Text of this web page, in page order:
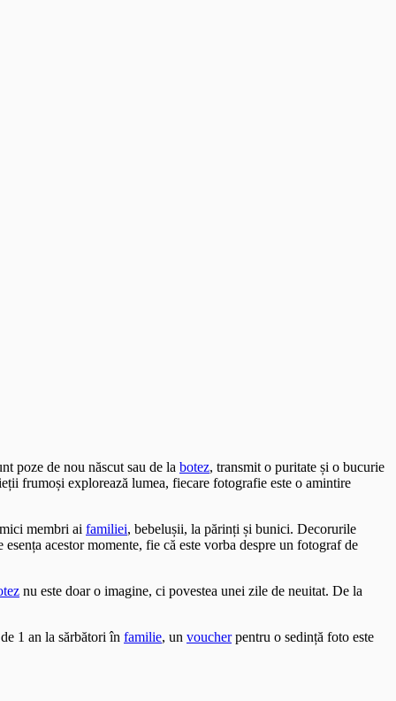
poze de nou născut sau de la botez, transmit o puritate și o bucurie
frumoși explorează lumea, fiecare fotografie este o amintire
membri ai familiei, bebelușii, la părinți și bunici. Decorurile
acestor momente, fie că este vorba despre un fotograf de
nu este doar o imagine, ci povestea unei zile de neuitat. De la
1 an la sărbători în familie, un voucherpentru o sedință foto este